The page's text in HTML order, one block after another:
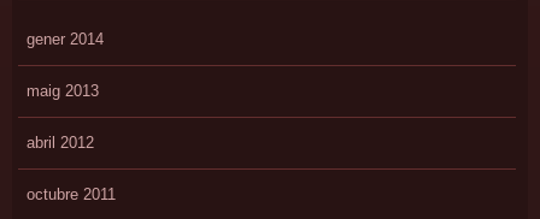
gener 2014
maig 2013
abril 2012
octubre 2011